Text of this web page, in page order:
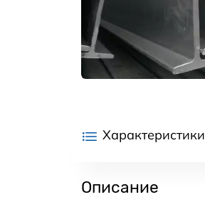
Характеристики
Описание